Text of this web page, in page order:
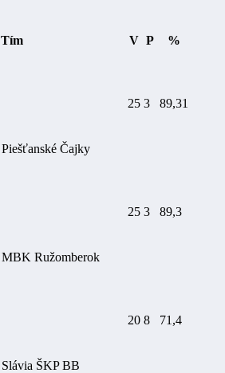
Tím V P %
Piešťanské Čajky
25 3 89,31
MBK Ružomberok
25 3 89,3
Slávia ŠKP BB
20 8 71,4